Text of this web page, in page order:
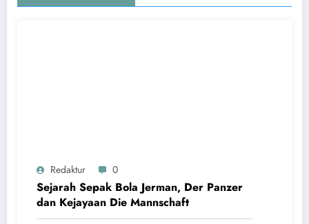
Redaktur 0
Sejarah Sepak Bola Jerman, Der Panzer
dan Kejayaan Die Mannschaft